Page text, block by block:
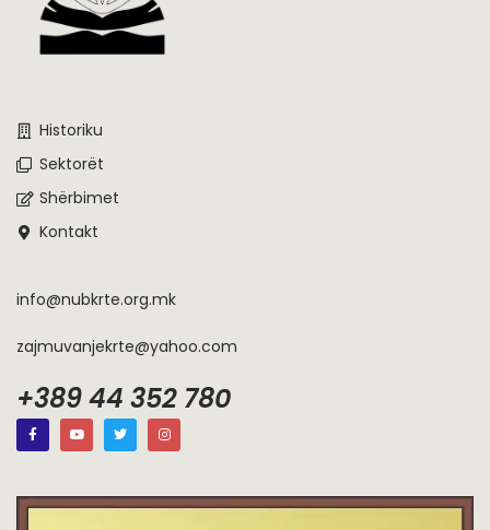
Historiku
Sektorët
Shërbimet
Kontakt
info@nubkrte.org.mk
zajmuvanjekrte@yahoo.com
+389 44 352 780